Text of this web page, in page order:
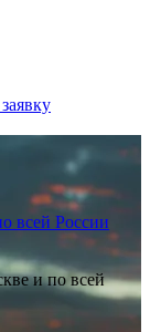
всей России
и по всей